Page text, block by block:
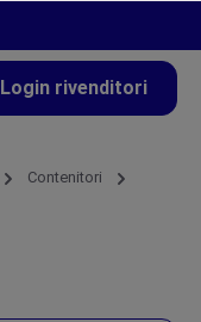
Login rivenditori
Contenitori